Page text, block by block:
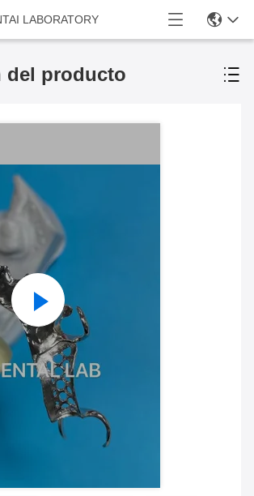
LABORATORY
del producto